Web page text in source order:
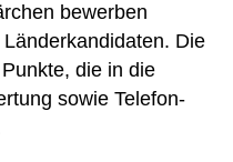
bewerben
Die
die in die
sowie Telefon-